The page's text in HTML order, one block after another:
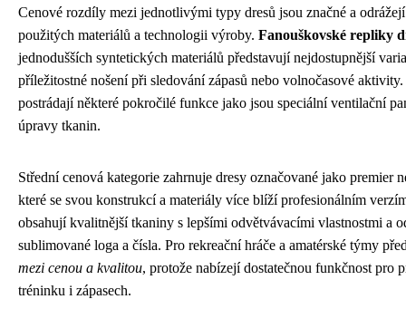
Cenové rozdíly mezi jednotlivými typy dresů jsou značné a
použitých materiálů a technologii výroby. Fanouškovské repliky
jednodušších syntetických materiálů představují nejdostupnější
příležitostné nošení při sledování zápasů nebo volnočasové
postrádají některé pokročilé funkce jako jsou speciální ventilační
úpravy tkanin.
Střední cenová kategorie zahrnuje dresy označované jako premier
které se svou konstrukcí a materiály více blíží profesionálním
obsahují kvalitnější tkaniny s lepšími odvětvávacími vlastnostmi a
sublimované loga a čísla. Pro rekreační hráče a amatérské týmy
mezi cenou a kvalitou, protože nabízejí dostatečnou funkčnost pro
tréninku i zápasech.